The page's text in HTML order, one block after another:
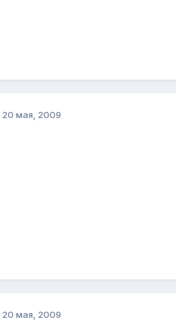
20 мая, 2009
20 мая, 2009